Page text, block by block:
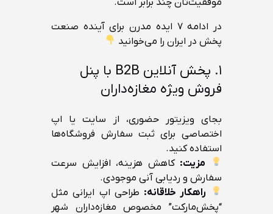
در ادامه ۷ ایده مدرن برای آینده صنعت
پخش در ایران را می‌خوانید
۱. پخش آنلاین B2B با پنل
فروش ویژه مغازه‌داران
بجای ویزیتور حضوری، از سایت یا اپ
اختصاصی برای ثبت سفارش فروشگاه‌ها
استفاده کنید.
مزیت: کاهش هزینه، افزایش سرعت
سفارش و ردیابی آنی موجودی.
راهکار خلاقانه: طراحی اپ ایرانی مثل
“پخش‌مارکت” مخصوص مغازه‌داران شهر